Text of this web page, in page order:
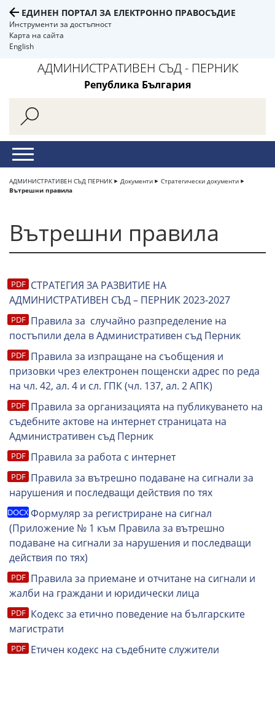
ЕДИНЕН ПОРТАЛ ЗА ЕЛЕКТРОННО ПРАВОСЪДИЕ
Инструменти за достъпност
Карта на сайта
English
АДМИНИСТРАТИВЕН СЪД - ПЕРНИК
Република България
АДМИНИСТРАТИВЕН СЪД ПЕРНИК Документи
Стратегически документи
Вътрешни правила
Вътрешни правила
СТРАТЕГИЯ ЗА РАЗВИТИЕ НА
АДМИНИСТРАТИВЕН СЪД – ПЕРНИК 2023-2027
Правила за случайно разпределение на
постъпили дела в Административен съд Перник
Правила за изпращане на съобщения и
призовки чрез електронен пощенски адрес по реда
на чл. 42, ал. 4 и сл. ГПК (чл. 137, ал. 2 АПК)
Правила за организацията на публикуването на
съдебните актове на интернет страницата на
Административен съд Перник
Правила за работа с интернет
Правила за вътрешно подаване на сигнали за
нарушения и последващи действия по тях
Формуляр за регистриране на сигнал
(Приложение № 1 към Правила за вътрешно
подаване на сигнали за нарушения и последващи
действия по тях)
Правила за приемане и отчитане на сигнали и
жалби на граждани и юридически лица
Кодекс за етично поведение на българските
магистрати
Етичен кодекс на съдебните служители